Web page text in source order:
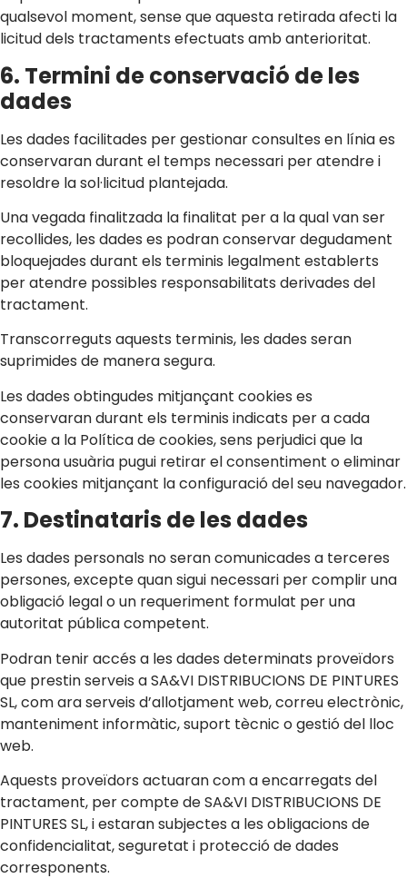
qualsevol moment, sense que aquesta retirada afecti la
licitud dels tractaments efectuats amb anterioritat.
6. Termini de conservació de les
dades
Les dades facilitades per gestionar consultes en línia es
conservaran durant el temps necessari per atendre i
resoldre la sol·licitud plantejada.
Una vegada finalitzada la finalitat per a la qual van ser
recollides, les dades es podran conservar degudament
bloquejades durant els terminis legalment establerts
per atendre possibles responsabilitats derivades del
tractament.
Transcorreguts aquests terminis, les dades seran
suprimides de manera segura.
Les dades obtingudes mitjançant cookies es
conservaran durant els terminis indicats per a cada
cookie a la Política de cookies, sens perjudici que la
persona usuària pugui retirar el consentiment o eliminar
les cookies mitjançant la configuració del seu navegador.
7. Destinataris de les dades
Les dades personals no seran comunicades a terceres
persones, excepte quan sigui necessari per complir una
obligació legal o un requeriment formulat per una
autoritat pública competent.
Podran tenir accés a les dades determinats proveïdors
que prestin serveis a SA&VI DISTRIBUCIONS DE PINTURES
SL, com ara serveis d’allotjament web, correu electrònic,
manteniment informàtic, suport tècnic o gestió del lloc
web.
Aquests proveïdors actuaran com a encarregats del
tractament, per compte de SA&VI DISTRIBUCIONS DE
PINTURES SL, i estaran subjectes a les obligacions de
confidencialitat, seguretat i protecció de dades
corresponents.